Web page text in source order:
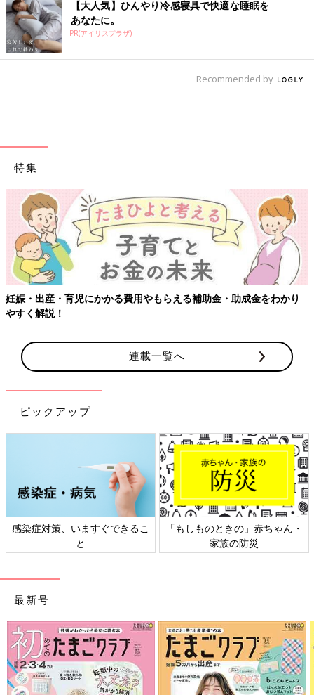
【大人気】ひんやり冷感寝具で快適な睡眠を
あなたに。
PR(アイリスプラザ)
Recommended by
特集
妊娠・出産・育児にかかる費用やもらえる補助金・助成金をわかり
やすく解説！
連載一覧へ
ピックアップ
感染症対策、いますぐできるこ
と
「もしものときの」赤ちゃん・
家族の防災
最新号